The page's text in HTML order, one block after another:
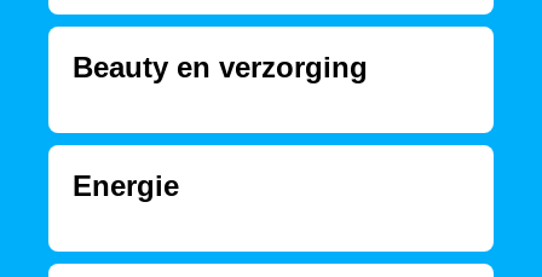
Beauty en verzorging
Energie